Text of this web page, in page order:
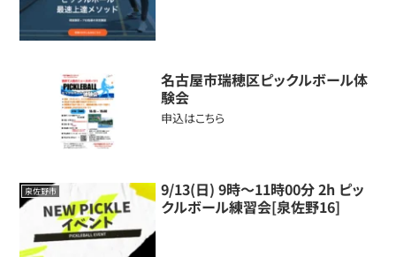
名古屋市瑞穂区ピックルボール体
験会
申込はこちら
泉佐野市
9/13(日) 9時～11時00分 2h ピッ
クルボール練習会[泉佐野16]